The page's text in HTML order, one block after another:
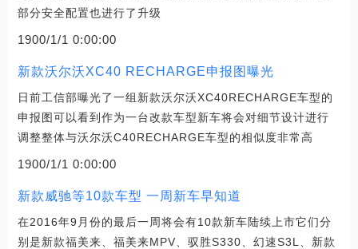
部分安全配置也进行了升级
1900/1/1 0:00:00
新款沃尔沃XC40 RECHARGE申报图曝光
日前工信部曝光了一组新款沃尔沃XC40RECHARGE车型的
申报图可以看到作为一台改款车型新车将会对细节设计进行
调整整体与沃尔沃C40RECHARGE车型的相似度非常高
1900/1/1 0:00:00
新款威驰等10款车型 一周新车早知道
在2016年9月份的最后一周将会有10款新车陆续上市它们分
别是新款福美来、福美来MPV、驭胜S330、幻速S3L、新款